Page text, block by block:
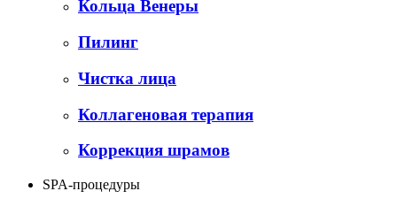
Кольца Венеры
Пилинг
Чистка лица
Коллагеновая терапия
Коррекция шрамов
SPA-процедуры